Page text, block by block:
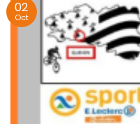
02
Oct